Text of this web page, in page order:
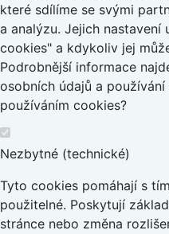
které sdílíme se svými
a analýzu. Jejich
cookies" a kdykoliv jej
Podrobnější informace
osobních údajů a
používáním cookies?
Nezbytné (technické)
Tyto cookies pomáhají s
použitelné. Poskytují
stránce nebo změna